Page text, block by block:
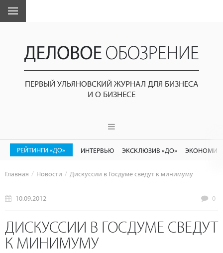
ПЕРВЫЙ УЛЬЯНОВСКИЙ ЖУРНАЛ ДЛЯ БИЗНЕСА
И О БИЗНЕСЕ
РЕЙТИНГИ «ДО» ИНТЕРВЬЮ ЭКСКЛЮЗИВ «ДО»
Главная Новости Дискуссии в Госдуме сведут к минимуму
10.09.2012 0
ДИСКУССИИ В ГОСДУМЕ СВЕДУТ
К МИНИМУМУ